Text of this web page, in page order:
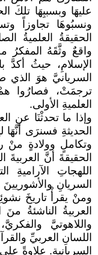
عليهَا وبسببِهَا تلكَ
ونسبُوهَا تجاوزاً
الحقيقةُ العلميةُ
واقعٌ وثَّقَهُ المفكرُ
الإسلامِ، حيثُ أكدَّ
السريانيَّ هوَ الذي
ترجمَتْ، فصارُوا
العلميةِ الأولى.
وإذا ما تحدثْنَا عنِ
الحديثةِ فسنرَى
وتكاملٍ وولادةٍ منْ
الحقيقةَ أنَّ
اللهجاتِ
السريانِ
ومنْ يقرأْ تاريخَ
العربيةُ الناشئةُ
واللاهوتيَّ
اللسانِ العربيِّ
السريانيةِ. علاوةً